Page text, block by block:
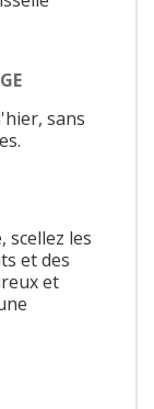
sans
scellez les
et des
et